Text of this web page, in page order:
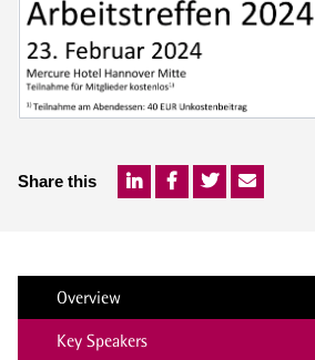
Share this
Overview
Key Speakers